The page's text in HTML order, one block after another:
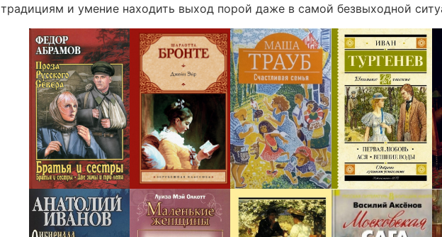
традициям и умение находить выход порой даже в самой безвыходной